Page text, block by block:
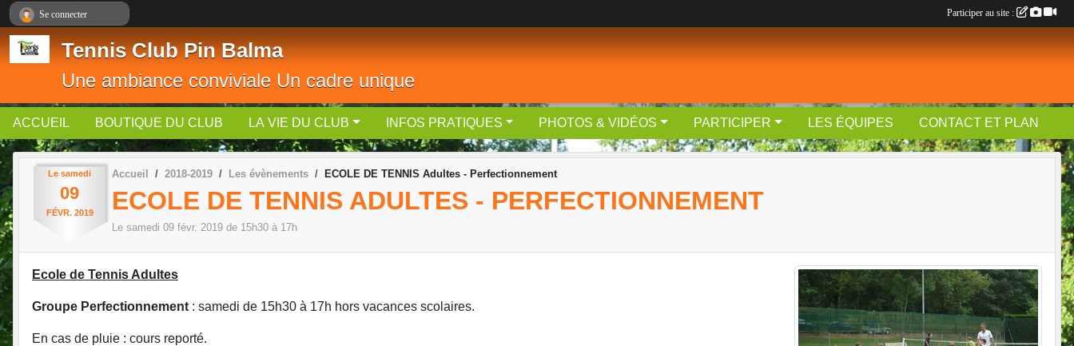
Tennis Club Pin Balma
Une ambiance conviviale Un cadre unique
ACCUEIL BOUTIQUE DU CLUB LA VIE DU CLUB INFOS PRATIQUES PHOTOS & VIDÉOS PARTICIPER LES ÉQUIPES CONTACT ET PLAN
Le samedi
09
FÉVR. 2019
Accueil 2018-2019 Les évènements ECOLE DE TENNIS Adultes - Perfectionnement
ECOLE DE TENNIS ADULTES - PERFECTIONNEMENT
Le samedi 09 févr. 2019 de 15h30 à 17h
Ecole de Tennis Adultes
Groupe Perfectionnement : samedi de 15h30 à 17h hors vacances scolaires.
En cas de pluie : cours reporté.
Se connecter Participer au site :
Panneau de gestion des cookies